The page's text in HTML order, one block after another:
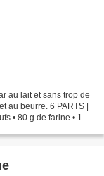
au lait et sans trop de
au beurre. 6 PARTS |
• 80 g de farine • 125